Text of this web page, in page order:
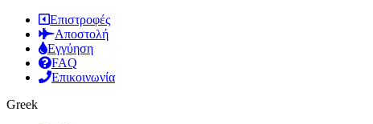
Επιστροφές
Αποστολή
Εγγύηση
FAQ
Επικοινωνία
Greek